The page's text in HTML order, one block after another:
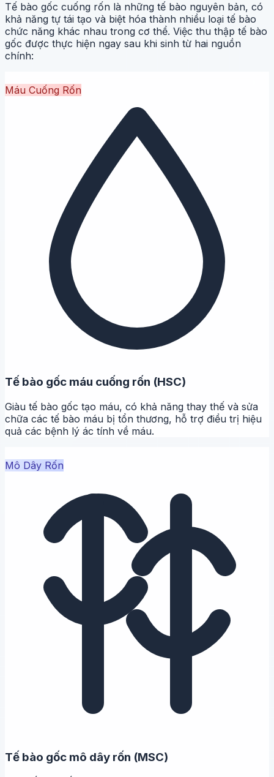
Tế bào gốc cuống rốn là những tế bào nguyên bản, có
khả năng tự tái tạo và biệt hóa thành nhiều loại tế bào
chức năng khác nhau trong cơ thể. Việc thu thập tế bào
gốc được thực hiện ngay sau khi sinh từ hai nguồn
chính:
Máu Cuống Rốn
Tế bào gốc máu cuống rốn (HSC)
Giàu tế bào gốc tạo máu, có khả năng thay thế và sửa
chữa các tế bào máu bị tổn thương, hỗ trợ điều trị hiệu
quả các bệnh lý ác tính về máu.
Mô Dây Rốn
Tế bào gốc mô dây rốn (MSC)